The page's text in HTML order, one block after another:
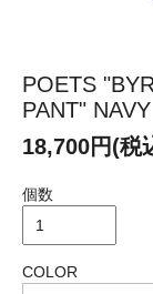
POETS
PANT" NAVY
18,700円(税
個数
COLOR